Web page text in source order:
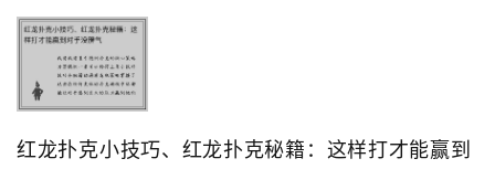
红龙扑克小技巧、红龙扑克秘籍：这样打才能赢到